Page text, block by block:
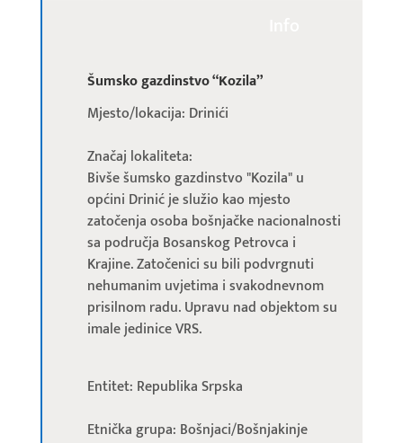
Šumsko gazdinstvo “Kozila”
Mjesto/lokacija: Drinići
Značaj lokaliteta:
Bivše šumsko gazdinstvo "Kozila" u
općini Drinić je služio kao mjesto
zatočenja osoba bošnjačke nacionalnosti
sa područja Bosanskog Petrovca i
Krajine. Zatočenici su bili podvrgnuti
nehumanim uvjetima i svakodnevnom
prisilnom radu. Upravu nad objektom su
imale jedinice VRS.
Entitet: Republika Srpska
Etnička grupa: Bošnjaci/Bošnjakinje